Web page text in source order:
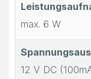
max. 6 W
12 V DC